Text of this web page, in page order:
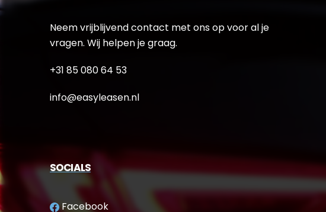
Neem vrijblijvend contact met ons op voor al je
vragen. Wij helpen je graag.
+31 85 080 64 53
info@easyleasen.nl
SOCIALS
Facebook